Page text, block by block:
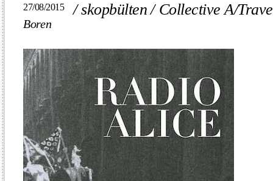
27/08/2015 /skopbülten / Collective A/
Boren